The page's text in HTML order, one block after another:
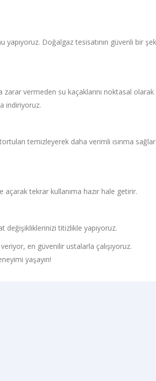
yapıyoruz. Doğalgaz tesisatının güvenli bir
zarar vermeden su kaçaklarını noktasal olarak
indiriyoruz.
temizleyerek daha verimli ısınma
açarak tekrar kullanıma hazır hale getirir.
değişikliklerinizi titizlikle yapıyoruz.
en güvenilir ustalarla çalışıyoruz.
yaşayın!